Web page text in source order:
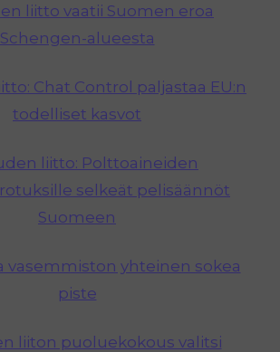
liitto vaatii Suomen eroa
Schengen-alueesta
Chat Control paljastaa EU:n
todelliset kasvot
liitto: Polttoaineiden
selkeät pelisäännöt
Suomeen
vasemmiston yhteinen sokea
piste
liiton puoluekokous valitsi